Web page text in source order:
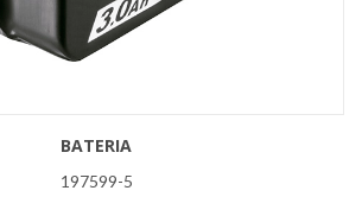
BATERIA
197599-5